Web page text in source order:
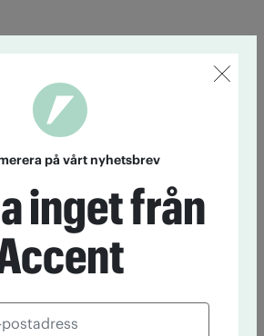
på vårt nyhetsbrev
inget från